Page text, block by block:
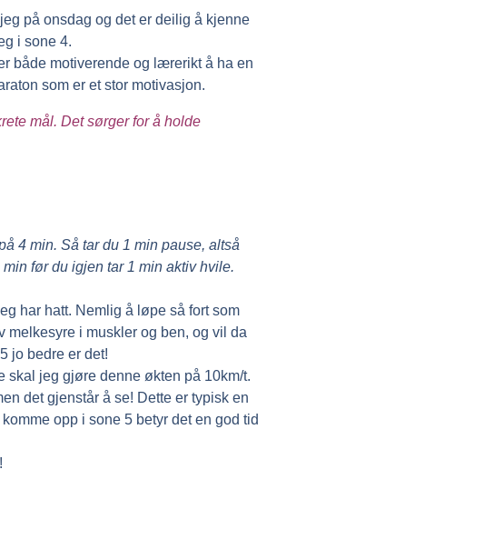
på onsdag og det er deilig å kjenne
i sone 4.
både motiverende og lærerikt å ha en
som er et stor motivasjon.
mål. Det sørger for å holde
4 min. Så tar du 1 min pause, altså
før du igjen tar 1 min aktiv hvile.
har hatt. Nemlig å løpe så fort som
melkesyre i muskler og ben, og vil da
jo bedre er det!
skal jeg gjøre denne økten på 10km/t.
det gjenstår å se! Dette er typisk en
opp i sone 5 betyr det en god tid